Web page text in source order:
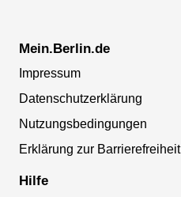
Mein.Berlin.de
Impressum
Datenschutzerklärung
Nutzungsbedingungen
Erklärung zur Barrierefreiheit
Hilfe